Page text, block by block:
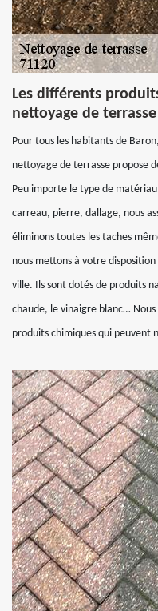
Les différents
nettoyage de
Pour tous les habitants de
nettoyage de terrasse propose
Peu importe le type de
carreau, pierre, dallage, nous
éliminons toutes les taches
nous mettons à votre
ville. Ils sont dotés de produits
chaude, le vinaigre blanc…
produits chimiques qui peuvent